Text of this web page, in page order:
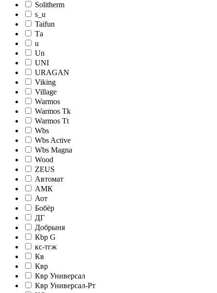
Solitherm
s_u
Taifun
Tа
u
Un
UNI
URAGAN
Viking
Village
Warmos
Warmos Tk
Warmos Tt
Wbs
Wbs Active
Wbs Magna
Wood
ZEUS
Автомат
АМК
Аот
Бобёр
ДГ
Добрыня
Кbр G
кc-тгж
Кв
Квр
Квр Универсал
Квр Универсал-Рт